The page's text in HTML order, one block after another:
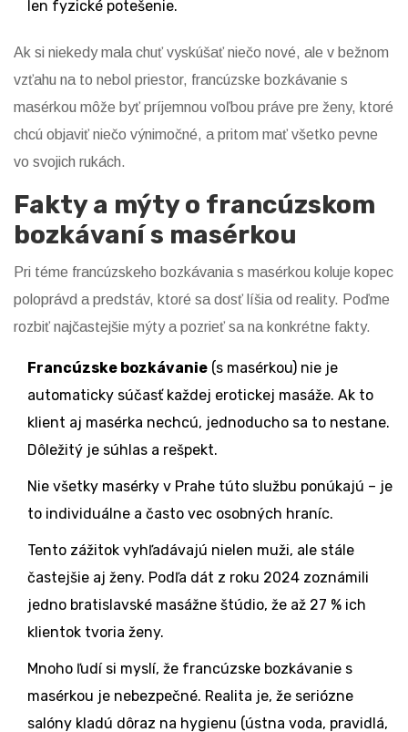
len fyzické potešenie.
Ak si niekedy mala chuť vyskúšať niečo nové, ale v bežnom
vzťahu na to nebol priestor, francúzske bozkávanie s
masérkou môže byť príjemnou voľbou práve pre ženy, ktoré
chcú objaviť niečo výnimočné, a pritom mať všetko pevne
vo svojich rukách.
Fakty a mýty o francúzskom
bozkávaní s masérkou
Pri téme francúzskeho bozkávania s masérkou koluje kopec
poloprávd a predstáv, ktoré sa dosť líšia od reality. Poďme
rozbiť najčastejšie mýty a pozrieť sa na konkrétne fakty.
Francúzske bozkávanie (s masérkou) nie je
automaticky súčasť každej erotickej masáže. Ak to
klient aj masérka nechcú, jednoducho sa to nestane.
Dôležitý je súhlas a rešpekt.
Nie všetky masérky v Prahe túto službu ponúkajú – je
to individuálne a často vec osobných hraníc.
Tento zážitok vyhľadávajú nielen muži, ale stále
častejšie aj ženy. Podľa dát z roku 2024 zoznámili
jedno bratislavské masážne štúdio, že až 27 % ich
klientok tvoria ženy.
Mnoho ľudí si myslí, že francúzske bozkávanie s
masérkou je nebezpečné. Realita je, že seriózne
salóny kladú dôraz na hygienu (ústna voda, pravidlá,